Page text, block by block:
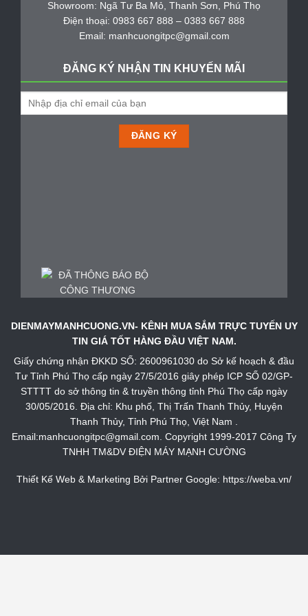
Showroom: Ngã Tư Ba Mỏ, Thanh Sơn, Phú Thọ
Điện thoại: 0983 667 888 – 0383 667 888
Email: manhcuongitpc@gmail.com
ĐĂNG KÝ NHẬN TIN KHUYẾN MÃI
DIENMAYMANHCUONG.VN- KÊNH MUA SẮM TRỰC TUYẾN UY
TIN GIÁ TỐT HÀNG ĐẦU VIỆT NAM.
Giấy chứng nhận ĐKKD SỐ: 2600961030 do Sở kế hoạch & đầu
Tư Tỉnh Phú Thọ cấp ngày 27/5/2016 giây phép ICP SỐ 02/GP-
STTTT do sở thông tin & truyền thông tỉnh Phú Thọ cấp ngày
30/05/2016. Địa chỉ: Khu phố, Thị Trấn Thanh Thủy, Huyện
Thanh Thủy, Tỉnh Phú Thọ, Việt Nam .
Email:manhcuongitpc@gmail.com. Copyright 1999-2017 Công Ty
TNHH TM&DV ĐIỆN MÁY MẠNH CƯỜNG
Thiết Kế Web & Marketing Bởi Partner Google: https://weba.vn/